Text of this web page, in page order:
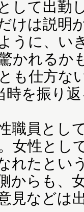
して出勤
けは説明
うに、い
かれるか
も仕方な
時を振り
職員とし
女性とし
れたとい
からも、
見などは